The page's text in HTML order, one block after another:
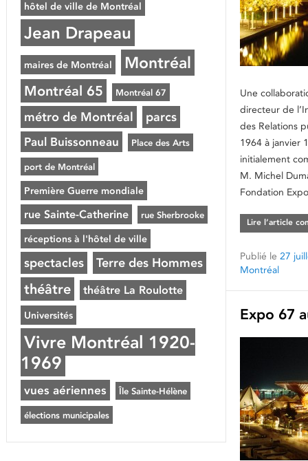
Une
directeur de
des Relations
1964 à janvier
initialement
M. Michel
Fondation
Lire l’article
Publié le 27
Montréal
Expo 67
hôtel de ville de Montréal
Jean Drapeau
maires de Montréal Montréal
Montréal 65 Montréal 67
métro de Montréal parcs
Paul Buissonneau Place des Arts
port de Montréal
Première Guerre mondiale
rue Sainte-Catherine rue Sherbrooke
réceptions à l'hôtel de ville
spectacles Terre des Hommes
théâtre théâtre La Roulotte
Universités
Vivre Montréal 1920-
1969
vues aériennes Île Sainte-Hélène
élections municipales